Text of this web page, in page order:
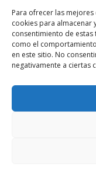
Para ofrecer las
cookies para almacenar
consentimiento de
como el
en este sitio. No
negativamente a ciertas
comentario.
Entra con tu red
He leído y acepto la